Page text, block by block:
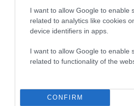
I want to allow Google to enable
related to analytics like cookies
device identifiers in apps.
I want to allow Google to enable
related to functionality of the
CONFIRM